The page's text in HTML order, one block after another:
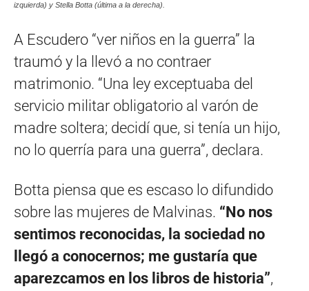
izquierda) y Stella Botta (última a la derecha).
A Escudero “ver niños en la guerra” la
traumó y la llevó a no contraer
matrimonio. “Una ley exceptuaba del
servicio militar obligatorio al varón de
madre soltera; decidí que, si tenía un hijo,
no lo querría para una guerra”, declara.
Botta piensa que es escaso lo difundido
sobre las mujeres de Malvinas. “No nos
sentimos reconocidas, la sociedad no
llegó a conocernos; me gustaría que
aparezcamos en los libros de historia”,